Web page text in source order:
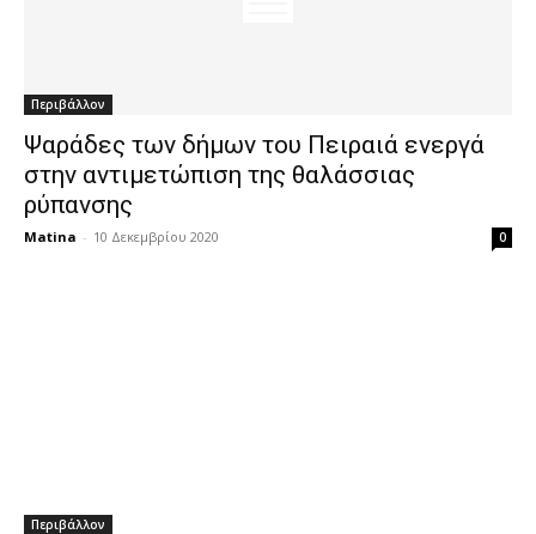
Περιβάλλον
Ψαράδες των δήμων του Πειραιά ενεργά
στην αντιμετώπιση της θαλάσσιας
ρύπανσης
Matina - 10 Δεκεμβρίου 2020 0
Περιβάλλον